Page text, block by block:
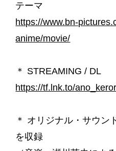
テーマ
https://www.bn-
anime/movie/
＊ STREAMING / DL
https://tf.lnk.to/
＊ オリジナル・サウン
を収録